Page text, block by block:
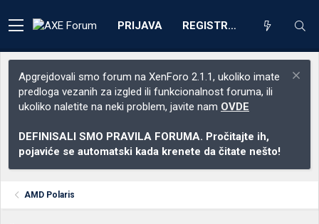
PRIJAVA REGISTRACIJA
Apgrejdovali smo forum na XenForo 2.1.1, ukoliko imate
predloga vezanih za izgled ili funkcionalnost foruma, ili
ukoliko naletite na neki problem, javite nam OVDE
DEFINISALI SMO PRAVILA FORUMA. Pročitajte ih,
pojaviće se automatski kada krenete da čitate nešto!
AMD Polaris